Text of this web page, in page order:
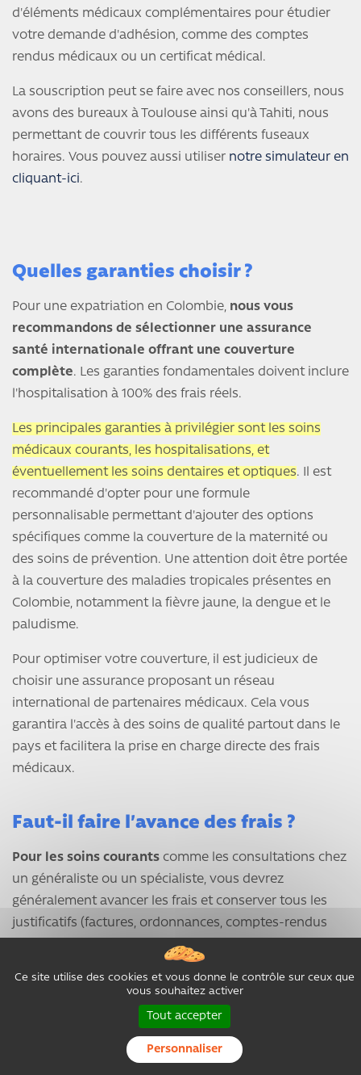
d'éléments médicaux complémentaires pour étudier
votre demande d'adhésion, comme des comptes
rendus médicaux ou un certificat médical.
La souscription peut se faire avec nos conseillers, nous
avons des bureaux à Toulouse ainsi qu'à Tahiti, nous
permettant de couvrir tous les différents fuseaux
horaires. Vous pouvez aussi utiliser notre simulateur en
cliquant-ici.
Quelles garanties choisir ?
Pour une expatriation en Colombie, nous vous
recommandons de sélectionner une assurance
santé internationale offrant une couverture
complète. Les garanties fondamentales doivent inclure
l'hospitalisation à 100% des frais réels.
Les principales garanties à privilégier sont les soins
médicaux courants, les hospitalisations, et
éventuellement les soins dentaires et optiques. Il est
recommandé d'opter pour une formule
personnalisable permettant d'ajouter des options
spécifiques comme la couverture de la maternité ou
des soins de prévention. Une attention doit être portée
à la couverture des maladies tropicales présentes en
Colombie, notamment la fièvre jaune, la dengue et le
paludisme.
Pour optimiser votre couverture, il est judicieux de
choisir une assurance proposant un réseau
international de partenaires médicaux. Cela vous
garantira l'accès à des soins de qualité partout dans le
pays et facilitera la prise en charge directe des frais
médicaux.
Faut-il faire l’avance des frais ?
Pour les soins courants comme les consultations chez
un généraliste ou un spécialiste, vous devrez
généralement avancer les frais et conserver tous les
justificatifs (factures, ordonnances, comptes-rendus
médicaux) pour obtenir un remboursement ultérieur.
En cas d'hospitalisation de plus de 24 heures,la
informer la plateforme d'assistance de votre assurance
pour les informer de la situation. Cette démarche
permet généralement d'éviter l'avance des frais,
Ce site utilise des cookies et vous donne le contrôle sur ceux que
vous souhaitez activer
Tout accepter
Personnaliser